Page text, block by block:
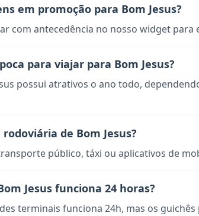
em promoção para Bom Jesus?
com antecedência no nosso widget
para viajar para Bom Jesus?
possui atrativos o ano todo,
de Bom Jesus?
público, táxi ou aplicativos de
Jesus funciona 24 horas?
terminais funciona 24h, mas os